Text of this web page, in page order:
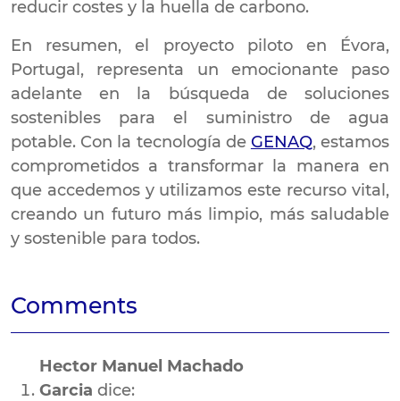
reducir costes y la huella de carbono.
En resumen, el proyecto piloto en Évora,
Portugal, representa un emocionante paso
adelante en la búsqueda de soluciones
sostenibles para el suministro de agua
potable. Con la tecnología de GENAQ, estamos
comprometidos a transformar la manera en
que accedemos y utilizamos este recurso vital,
creando un futuro más limpio, más saludable
y sostenible para todos.
Comments
Hector Manuel Machado
Garcia dice: